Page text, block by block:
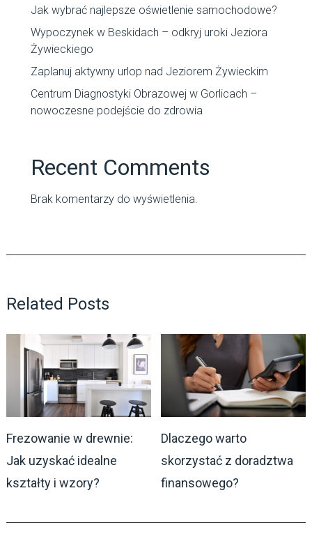
Jak wybrać najlepsze oświetlenie samochodowe?
Wypoczynek w Beskidach – odkryj uroki Jeziora
Żywieckiego
Zaplanuj aktywny urlop nad Jeziorem Żywieckim
Centrum Diagnostyki Obrazowej w Gorlicach –
nowoczesne podejście do zdrowia
Recent Comments
Brak komentarzy do wyświetlenia.
Related Posts
Frezowanie w drewnie:
Jak uzyskać idealne
kształty i wzory?
Dlaczego warto
skorzystać z doradztwa
finansowego?